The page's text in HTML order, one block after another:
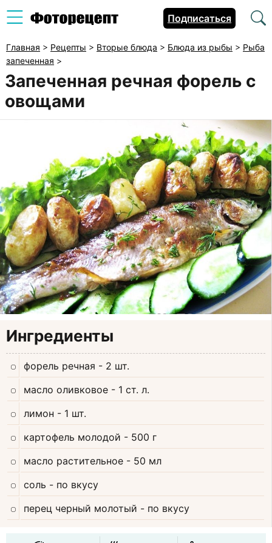
Подписаться
Главная > Рецепты > Вторые блюда > Блюда из рыбы > Рыба
запеченная >
Запеченная речная форель с
овощами
Ингредиенты
форель речная - 2 шт.
масло оливковое - 1 ст. л.
лимон - 1 шт.
картофель молодой - 500 г
масло растительное - 50 мл
соль - по вкусу
перец черный молотый - по вкусу